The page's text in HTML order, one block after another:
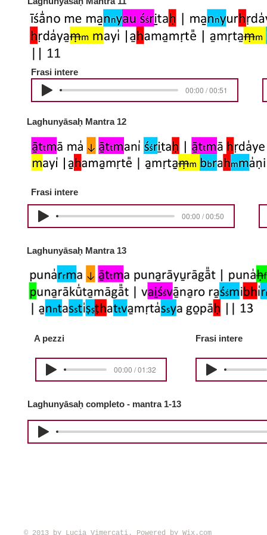
Frasi intere
00:00 / 00:51
Laghunyāsaḥ Mantra 12
Frasi intere
00:00 / 00:50
Laghunyāsaḥ Mantra 13
A pezzi Frasi intere
00:00 / 01:32
Laghunyāsaḥ completo - mantra 1-13
© 2013 by Lucia Vimercati. Powered by Wix.com